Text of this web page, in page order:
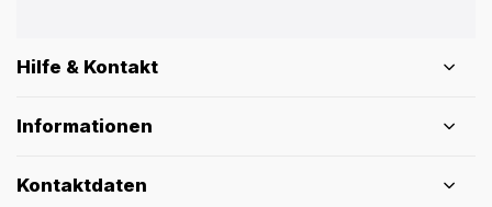
Hilfe & Kontakt
Informationen
Kontaktdaten